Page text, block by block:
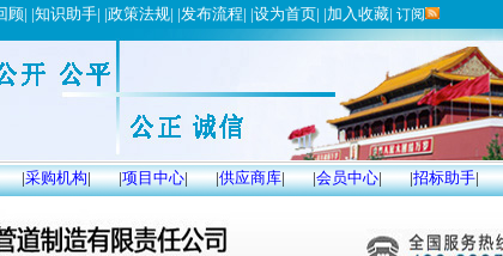
顾| |知识助手| |政策法规| |发布流程| |设为首页| |加入收藏| 订阅
|采购机构| |项目中心| |供应商库| |会员中心| |招标助手|